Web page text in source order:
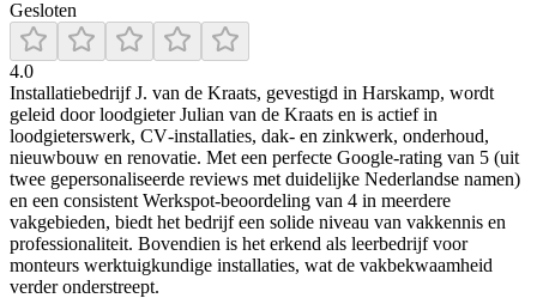
Gesloten
4.0
Installatiebedrijf J. van de Kraats, gevestigd in Harskamp, wordt
geleid door loodgieter Julian van de Kraats en is actief in
loodgieterswerk, CV‑installaties, dak‑ en zinkwerk, onderhoud,
nieuwbouw en renovatie. Met een perfecte Google-rating van 5 (uit
twee gepersonaliseerde reviews met duidelijke Nederlandse namen)
en een consistent Werkspot‑beoordeling van 4 in meerdere
vakgebieden, biedt het bedrijf een solide niveau van vakkennis en
professionaliteit. Bovendien is het erkend als leerbedrijf voor
monteurs werktuigkundige installaties, wat de vakbekwaamheid
verder onderstreept.